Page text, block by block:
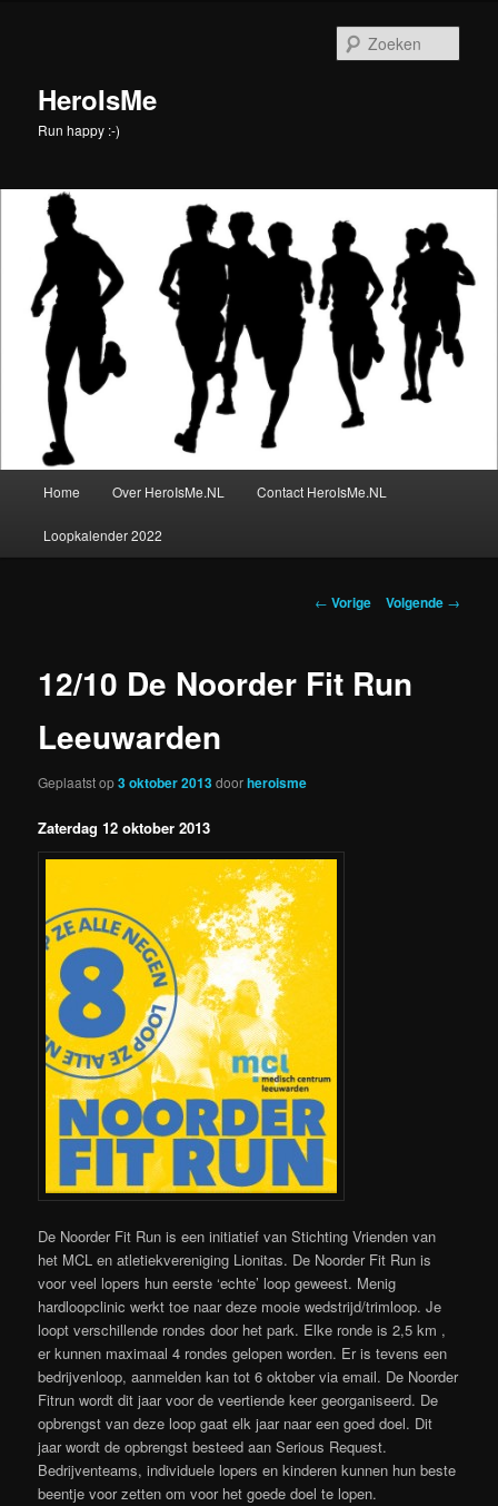
inhoudHeroIsMe
Run happy :-)
Home Over HeroIsMe.NL Contact HeroIsMe.NL
Loopkalender 2022
Berichtnavigatie
← Vorige Volgende →
12/10 De Noorder Fit Run
Leeuwarden
Geplaatst op3 oktober 2013doorheroisme
Zaterdag 12 oktober 2013
De Noorder Fit Run is een initiatief van Stichting Vrienden van
het MCL en atletiekvereniging Lionitas. De Noorder Fit Run is
voor veel lopers hun eerste ‘echte’ loop geweest. Menig
hardloopclinic werkt toe naar deze mooie wedstrijd/trimloop. Je
loopt verschillende rondes door het park. Elke ronde is 2,5 km ,
er kunnen maximaal 4 rondes gelopen worden. Er is tevens een
bedrijvenloop, aanmelden kan tot 6 oktober via email. De Noorder
Fitrun wordt dit jaar voor de veertiende keer georganiseerd. De
opbrengst van deze loop gaat elk jaar naar een goed doel. Dit
jaar wordt de opbrengst besteed aan Serious Request.
Bedrijventeams, individuele lopers en kinderen kunnen hun beste
beentje voor zetten om voor het goede doel te lopen.